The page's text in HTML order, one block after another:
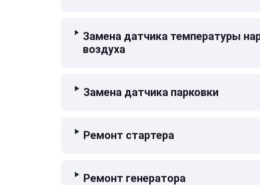
Замена датчика температуры
воздуха
Замена датчика парковки
Ремонт стартера
Ремонт генератора